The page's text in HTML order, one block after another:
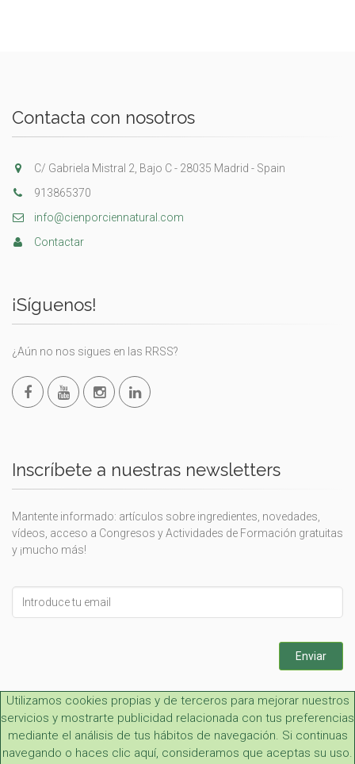
Contacta con nosotros
C/ Gabriela Mistral 2, Bajo C - 28035 Madrid - Spain
913865370
info@cienporciennatural.com
Contactar
¡Síguenos!
¿Aún no nos sigues en las RRSS?
Inscríbete a nuestras newsletters
Mantente informado: artículos sobre ingredientes, novedades,
vídeos, acceso a Congresos y Actividades de Formación gratuitas
y ¡mucho más!
this
field
Enviar
Utilizamos cookies propias y de terceros para mejorar nuestros
servicios y mostrarte publicidad relacionada con tus preferencias
mediante el análisis de tus hábitos de navegación. Si continuas
navegando o haces clic aquí, consideramos que aceptas su uso.